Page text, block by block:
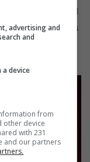
العراق في دقيقة 08-08-2026 | 2026
13:00 | 2026-08-08
advertising and
and
device
from
other device
with 231
and our partners